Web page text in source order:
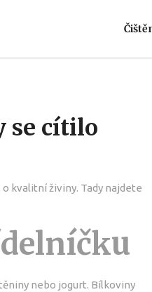
se cítilo
kvalitní živiny. Tady najdete
nebo jogurt. Bílkoviny